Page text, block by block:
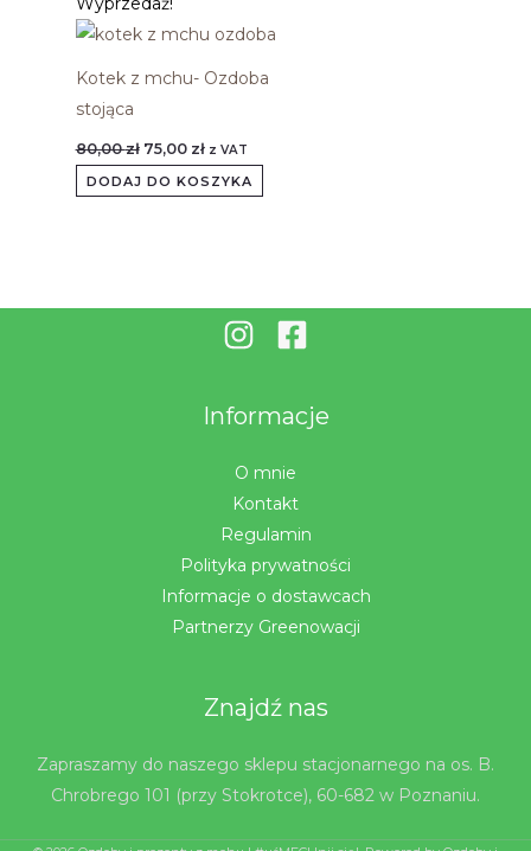
Kotek z mchu- Ozdoba
stojąca
80,00zł
cena
wynosiła:
75,00 zł
wynosi:
z VAT
DODAJ DO KOSZYKA
Informacje
O mnie
Kontakt
Regulamin
Polityka prywatności
Informacje o dostawcach
Partnerzy Greenowacji
Znajdź nas
Zapraszamy do naszego sklepu stacjonarnego na os. B.
Chrobrego 101 (przy Stokrotce), 60-682 w Poznaniu.